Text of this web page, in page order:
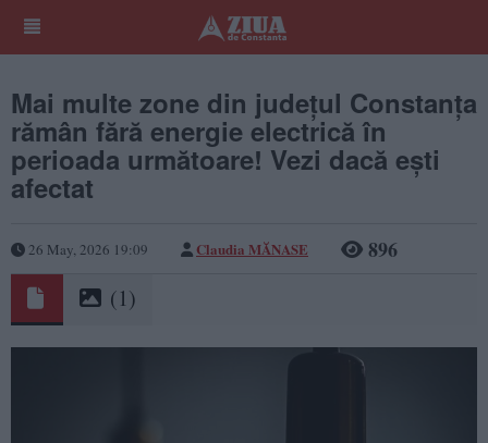
Mai multe zone din județul Constanța
rămân fără energie electrică în
perioada următoare! Vezi dacă ești
afectat
26 May, 2026 19:09 Claudia MĂNASE 896
(1)